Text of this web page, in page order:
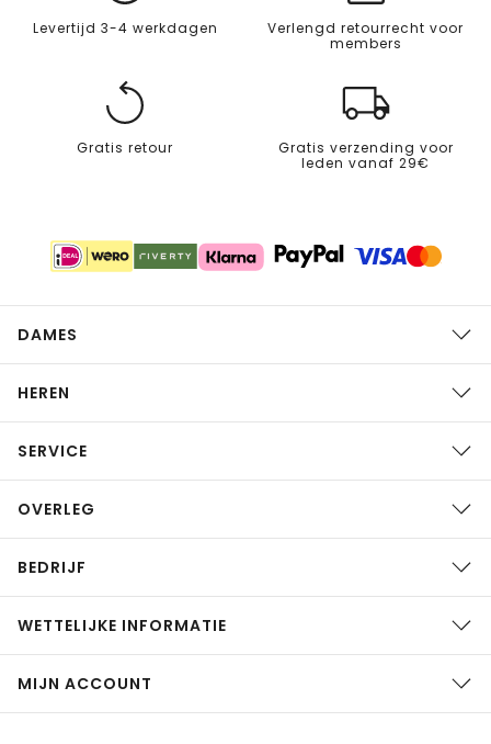
Levertijd 3-4 werkdagen
Verlengd retourrecht voor
members
Gratis retour
Gratis verzending voor
leden vanaf 29€
DAMES
HEREN
SERVICE
OVERLEG
BEDRIJF
WETTELIJKE INFORMATIE
MIJN ACCOUNT